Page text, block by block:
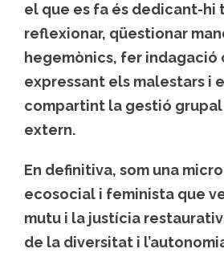
el que es fa és dedicant-hi
reflexionar, qüestionar
hegemònics, fer indagació
expressant els malestars i
compartint la gestió
extern.
En definitiva, som una
ecosocial i feminista que
mutu i la justícia
de la diversitat i